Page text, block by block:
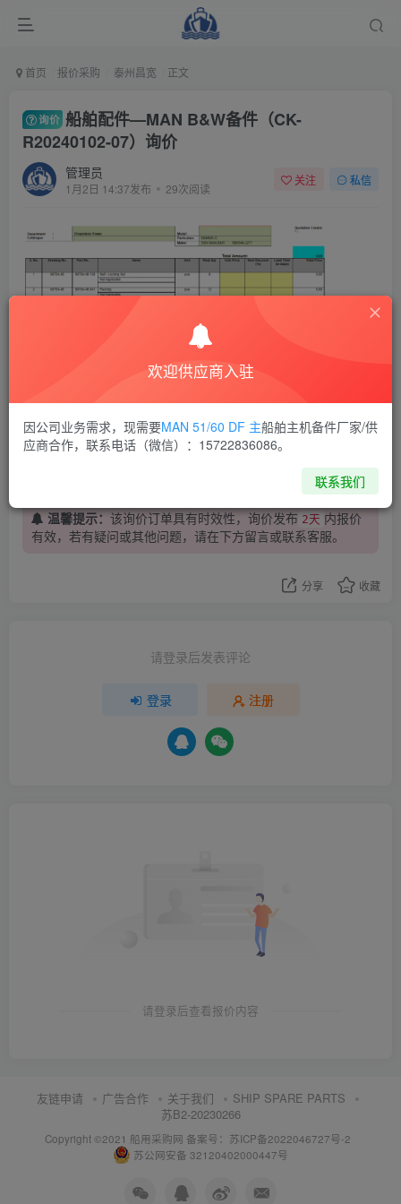
首页 报价采购 泰州昌宽 正文
询价 船舶配件—MAN B&W备件（CK-
R20240102-07）询价
管理员
1月2日 14:37发布 29次阅读
关注 私信
MAN B&W 泰州昌宽科技
船务服务
温馨提示： 该询价订单具有时效性，询价发布 2天 内报价
有效，若有疑问或其他问题，请在下方留言或联系客服。
分享 收藏
请登录后发表评论
登录 注册
请登录后查看报价内容
友链申请 广告合作 关于我们
SHIP SPARE PARTS
苏B2-20230266
Copyright ©2021 船用采购网 备案号：苏ICP备2022046727号-2
苏公网安备 32120402000447号
欢迎供应商入驻
因公司业务需求，现需要MAN 51/60 DF 主船舶主机备件厂家/供
应商合作，联系电话（微信）：15722836086。
联系我们